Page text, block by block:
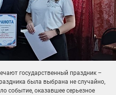
государственный праздник –
была выбрана не случайно,
событие, оказавшее серьезное